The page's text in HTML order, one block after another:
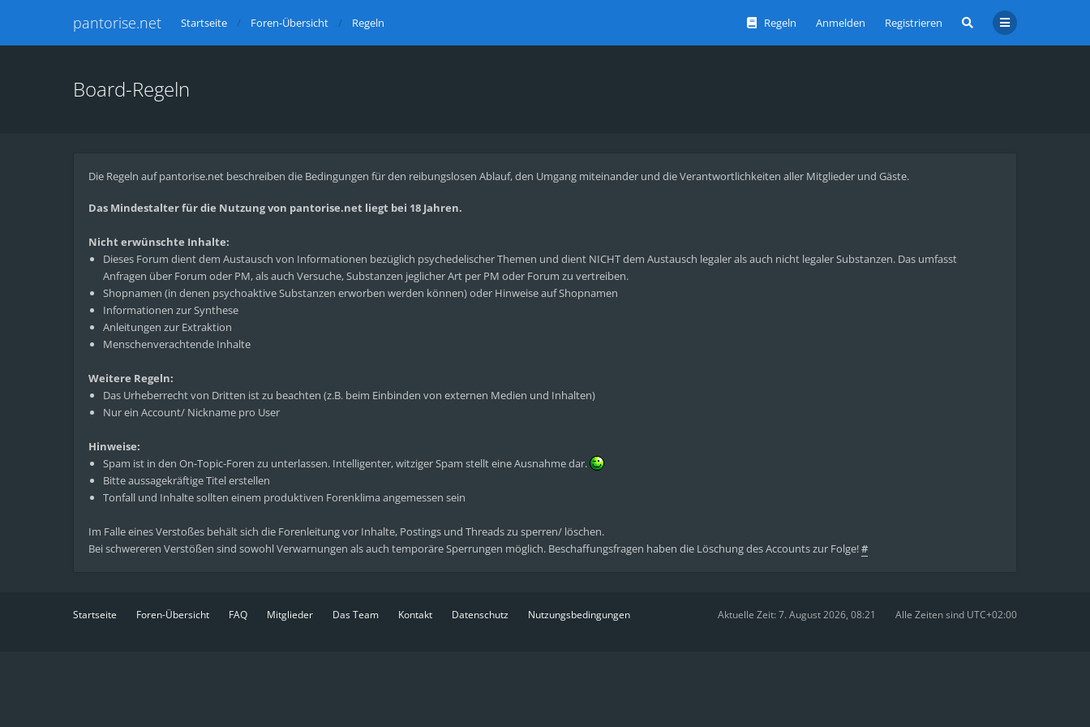
pantorise.net Regeln Anmelden Registrieren
Startseite Foren-Übersicht Regeln
Board-Regeln
Die Regeln auf pantorise.net beschreiben die Bedingungen für den reibungslosen Ablauf, den Umgang miteinander und die Verantwortlichkeiten aller Mitglieder und Gäste.
Das Mindestalter für die Nutzung von pantorise.net liegt bei 18 Jahren.
Nicht erwünschte Inhalte:
Dieses Forum dient dem Austausch von Informationen bezüglich psychedelischer Themen und dient NICHT dem Austausch legaler als auch nicht legaler Substanzen. Das umfasst
Anfragen über Forum oder PM, als auch Versuche, Substanzen jeglicher Art per PM oder Forum zu vertreiben.
Shopnamen (in denen psychoaktive Substanzen erworben werden können) oder Hinweise auf Shopnamen
Informationen zur Synthese
Anleitungen zur Extraktion
Menschenverachtende Inhalte
Weitere Regeln:
Das Urheberrecht von Dritten ist zu beachten (z.B. beim Einbinden von externen Medien und Inhalten)
Nur ein Account/ Nickname pro User
Hinweise:
Spam ist in den On-Topic-Foren zu unterlassen. Intelligenter, witziger Spam stellt eine Ausnahme dar.
Bitte aussagekräftige Titel erstellen
Tonfall und Inhalte sollten einem produktiven Forenklima angemessen sein
Im Falle eines Verstoßes behält sich die Forenleitung vor Inhalte, Postings und Threads zu sperren/ löschen.
Bei schwereren Verstößen sind sowohl Verwarnungen als auch temporäre Sperrungen möglich. Beschaffungsfragen haben die Löschung des Accounts zur Folge!#
Startseite Foren-Übersicht FAQ Mitglieder Das Team Kontakt Datenschutz Nutzungsbedingungen Alle Zeiten sind UTC+02:00
Aktuelle Zeit: 7. August 2026, 08:21